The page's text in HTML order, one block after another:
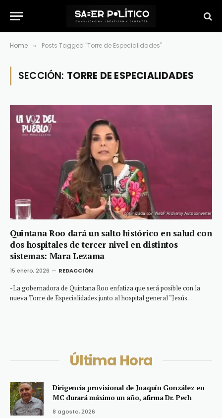
Home » Posts Tagged "Torre de Especialidades"
SECCIÓN: TORRE DE ESPECIALIDADES
Quintana Roo dará un salto histórico en salud con
dos hospitales de tercer nivel en distintos
sistemas: Mara Lezama
15 enero, 2026 REDACCIÓN
-La gobernadora de Quintana Roo enfatiza que será posible con la
nueva Torre de Especialidades junto al hospital general “Jesús…
Última Hora
Dirigencia provisional de Joaquín González en
MC durará máximo un año, afirma Dr. Pech
8 agosto, 2026